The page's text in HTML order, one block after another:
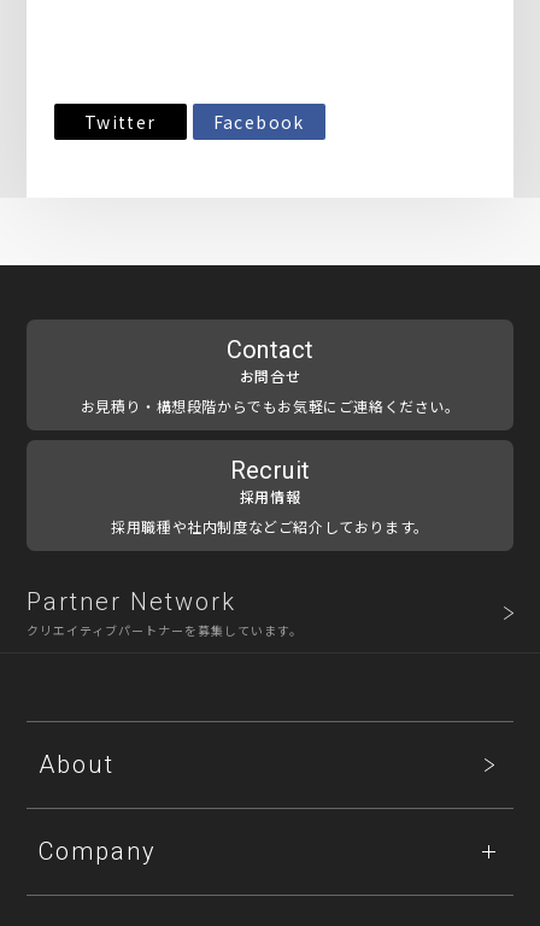
Twitter Facebook
Contact
お問合せ
お見積り・構想段階からでもお気軽にご連絡ください。
Recruit
採用情報
採用職種や社内制度などご紹介しております。
Partner Network
クリエイティブパートナーを募集しています。
About
Company